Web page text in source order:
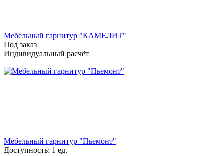
Мебельный гарнитур "КАМЕЛИТ"
Под заказ
Индивидуальный расчёт
Мебельный гарнитур "Пьемонт"
Доступность: 1 ед.